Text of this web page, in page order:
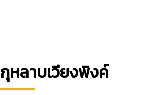
กุหลาบเวียงพิงค์